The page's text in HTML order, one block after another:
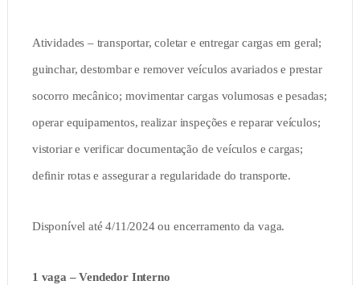
Atividades – transportar, coletar e entregar cargas em geral;
guinchar, destombar e remover veículos avariados e prestar
socorro mecânico; movimentar cargas volumosas e pesadas;
operar equipamentos, realizar inspeções e reparar veículos;
vistoriar e verificar documentação de veículos e cargas;
definir rotas e assegurar a regularidade do transporte.
Disponível até 4/11/2024 ou encerramento da vaga.
1 vaga – Vendedor Interno